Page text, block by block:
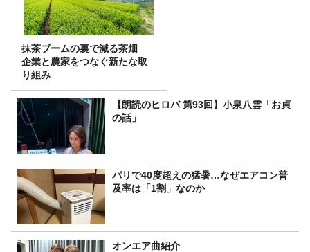
抹茶ブームの裏で減る茶畑
企業と農家をつなぐ新たな取
り組み
【朗読のヒロバ 第93回】小泉八雲「お貞
の話」
パリで40度超えの猛暑…なぜエアコン普
及率は「1割」なのか
オンエア曲紹介